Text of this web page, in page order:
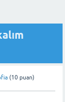
(10 puan)